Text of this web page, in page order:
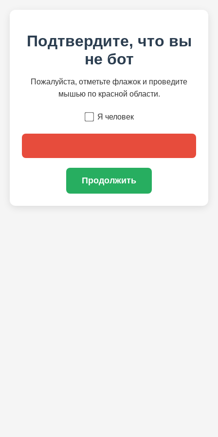
Подтвердите, что вы
не бот
Пожалуйста, отметьте флажок и проведите
мышью по красной области.
Я человек
Продолжить